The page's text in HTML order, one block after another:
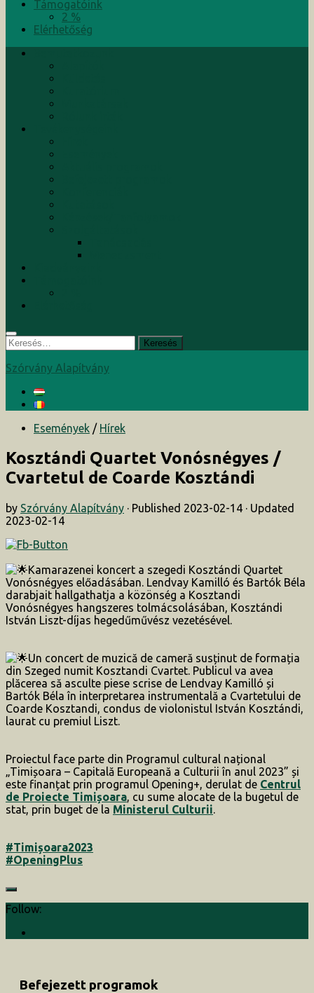
Támogatóink
2 %
Elérhetőség
Keresés:
Szórvány Alapítvány
Események / Hírek
Kosztándi Quartet Vonósnégyes /
Cvartetul de Coarde Kosztándi
by Szórvány Alapítvány · Published 2023-02-14 · Updated
2023-02-14
Kamarazenei koncert a szegedi Kosztándi Quartet
Vonósnégyes előadásában. Lendvay Kamilló és Bartók Béla
darabjait hallgathatja a közönség a Kosztandi
Vonósnégyes hangszeres tolmácsolásában, Kosztándi
István Liszt-díjas hegedűművész vezetésével.
Un concert de muzică de cameră susținut de formația
din Szeged numit Kosztandi Cvartet. Publicul va avea
plăcerea să asculte piese scrise de Lendvay Kamilló și
Bartók Béla în interpretarea instrumentală a Cvartetului de
Coarde Kosztandi, condus de violonistul István Kosztándi,
laurat cu premiul Liszt.
Proiectul face parte din Programul cultural național
„Timișoara – Capitală Europeană a Culturii în anul 2023” și
este finanțat prin programul Opening+, derulat de Centrul
de Proiecte Timișoara, cu sume alocate de la bugetul de
stat, prin buget de la Ministerul Culturii.
#Timișoara2023
#OpeningPlus
Follow:
Befejezett programok